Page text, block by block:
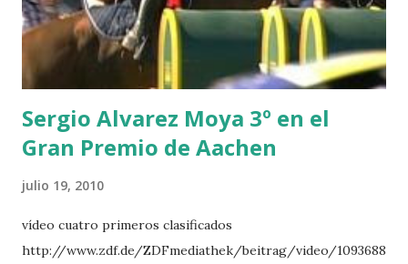
TOPINAMBOUR -LEPREVOST 7 WISCONSIN 111 -MOYA 8
INTERTOY Z - BRASH 9 HERALD –CORDON 10 SELDANA
DI CAMPALTO -SHARBATLY Vuelta Triunfal... el ganador
del Gran Premio en su vuelta de honor
Sergio Alvarez Moya 3º en el
Gran Premio de Aachen
julio 19, 2010
vídeo cuatro primeros clasificados
http://www.zdf.de/ZDFmediathek/beitrag/video/1093688